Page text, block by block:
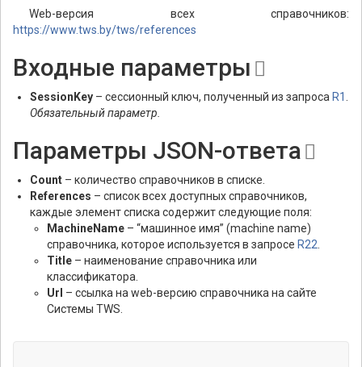
Web-версия всех справочников:
https://www.tws.by/tws/references
Входные параметры
SessionKey – сессионный ключ, полученный из запроса R1 .
Обязательный параметр.
Параметры JSON-ответа
Count – количество справочников в списке.
References – список всех доступных справочников,
каждые элемент списка содержит следующие поля:
MachineName – “машинное имя” (machine name)
справочника, которое используется в запросе R22.
Title – наименование справочника или
классификатора.
Url – ссылка на web-версию справочника на сайте
Системы TWS.